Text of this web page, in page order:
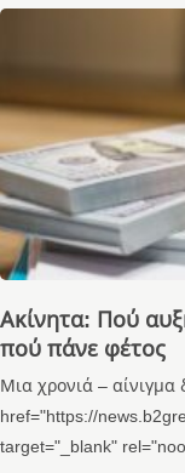
Ακίνητα: Πού
πού πάνε φέτος
Μια χρονιά – αίνιγμα
href="https://
target="_blank"